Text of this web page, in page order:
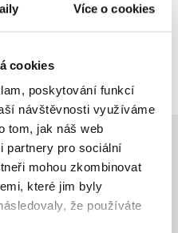
Více o cookies
cookies
poskytování funkcí
návštěvnosti využíváme
tom, jak náš web
partnery pro sociální
mohou zkombinovat
které jim byly
že používáte
1 Další
na jaké zboží je výhodná
k odběru našich e-